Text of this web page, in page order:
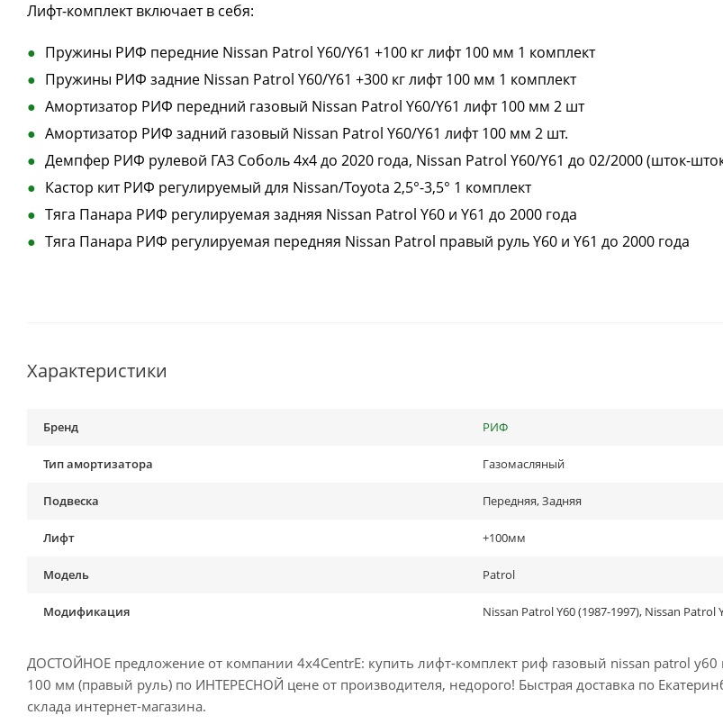
Лифт-комплект включает в себя:
Пружины РИФ передние Nissan Patrol Y60/Y61 +100 кг лифт 100 мм 1 комплект
Пружины РИФ задние Nissan Patrol Y60/Y61 +300 кг лифт 100 мм 1 комплект
Амортизатор РИФ передний газовый Nissan Patrol Y60/Y61 лифт 100 мм 2 шт
Амортизатор РИФ задний газовый Nissan Patrol Y60/Y61 лифт 100 мм 2 шт.
Демпфер РИФ рулевой ГАЗ Соболь 4x4 до 2020 года, Nissan Patrol Y60/Y61 до 02/2000 (шток-
Кастор кит РИФ регулируемый для Nissan/Toyota 2,5°-3,5° 1 комплект
Тяга Панара РИФ регулируемая задняя Nissan Patrol Y60 и Y61 до 2000 года
Тяга Панара РИФ регулируемая передняя Nissan Patrol правый руль Y60 и Y61 до 2000 года
Характеристики
Бренд РИФ
Тип амортизатора Газомасляный
Подвеска Передняя, Задняя
Лифт +100мм
Модель Patrol
Модификация Nissan Patrol Y60 (1987-1997), Nissan Patrol
ДОСТОЙНОЕ предложение от компании 4x4CentrE: купить лифт-комплект риф газовый nissan patrol y60
100 мм (правый руль) по ИНТЕРЕСНОЙ цене от производителя, недорого! Быстрая доставка по
склада интернет-магазина.